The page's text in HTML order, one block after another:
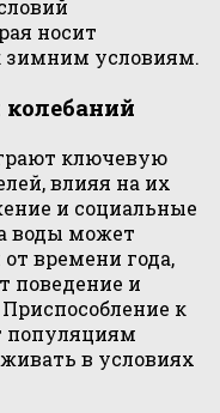
носит
зимним условиям.
ключевую
влияя на их
и социальные
воды может
времени года,
поведение и
к
популяциям
в условиях